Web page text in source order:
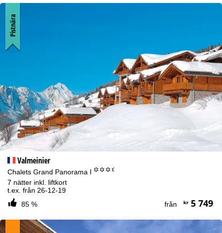
d
a
Valmeinier
Chalets Grand Panorama I °°°.
7 nätter inkl. liftkort
t.ex. från 26-12-19
85 %
från kr5 749
Pistnära